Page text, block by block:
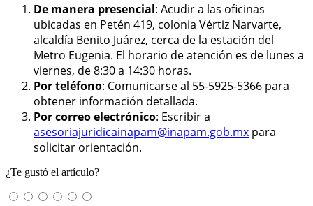
De manera presencial: Acudir a las oficinas
ubicadas en Petén 419, colonia Vértiz Narvarte,
alcaldía Benito Juárez, cerca de la estación del
Metro Eugenia. El horario de atención es de lunes a
viernes, de 8:30 a 14:30 horas.
Por teléfono: Comunicarse al 55-5925-5366 para
obtener información detallada.
Por correo electrónico: Escribir a
asesoriajuridicainapam@inapam.gob.mx para
solicitar orientación.
¿Te gustó el artículo?